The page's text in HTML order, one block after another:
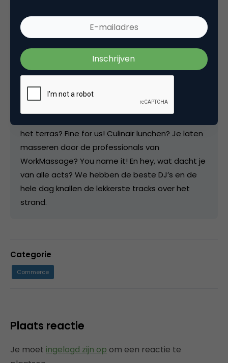
natuurlijk dat het een beachvolleybal toernooi is
waar je Het Gouden Netje kunt winnen, maar je
komt natuurlijk voor de meest extreme water
sports en ja ja, de blokarts zijn er ook weer! En om
je manager eens niet in pak, maar een keer in zijn
shorts te zien (of Louise van mediaplanning…).
Trouwens, alleen de hele dag lekker in het zand
het terras? Fine for us! Culinair lunchen? Je laten
masseren door de professionals van
WorkMassage? You name it! En hey, wat dacht je
van alle acts? We hebben de beste DJ’s en de
hele dag knallen de lekkerste tracks over het
strand.
Categorie
Commerce
Plaats reactie
Je moet ingelogd zijn op om een reactie te